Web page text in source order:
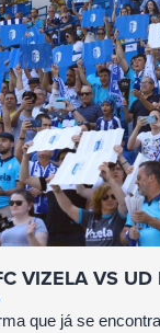
VIZELA VS UD
que já se